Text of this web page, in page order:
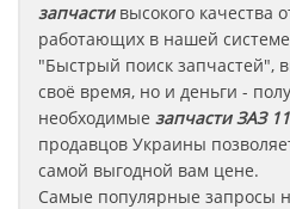
запчастивысокого качества
работающих в нашей
"Быстрый поиск запчастей",
своё время, но и деньги -
необходимые запчастиЗАЗ
продавцов Украины
самой выгодной вам цене.
Самые популярные запросы